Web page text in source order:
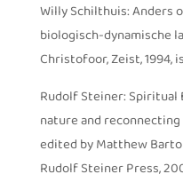
Willy Schilthuis: Anders
biologisch-dynamische
Christofoor, Zeist, 1994,
Rudolf Steiner: Spiritual
nature and
edited by Matthew
Rudolf Steiner Press,